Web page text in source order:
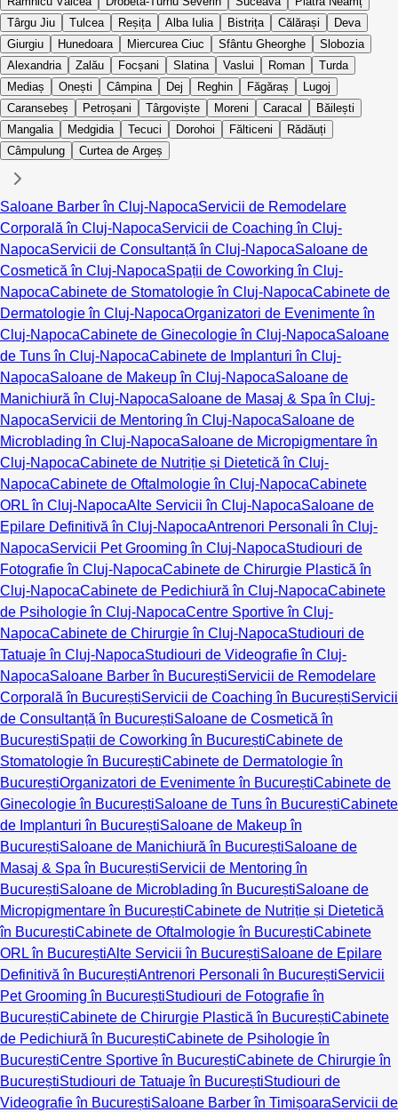
Târgu Jiu
Tulcea Reșița Alba Iulia Bistrița Călărași
Deva
Giurgiu
Hunedoara Miercurea Ciuc Sfântu Gheorghe
Slobozia
Alexandria
Zalău Focșani Slatina Vaslui Roman
Turda
Mediaș
Onești Câmpina Dej Reghin Făgăraș
Lugoj
Caransebeș
Petroșani Târgoviște Moreni Caracal
Băilești
Mangalia
Medgidia Tecuci Dorohoi Fălticeni
Rădăuți
Câmpulung
Curtea de Argeș
Saloane Barber în Cluj-NapocaServicii de Remodelare
Corporală în Cluj-NapocaServicii de Coaching în Cluj-
NapocaServicii de Consultanță în Cluj-NapocaSaloane de
Cosmetică în Cluj-NapocaSpații de Coworking în Cluj-
NapocaCabinete de Stomatologie în Cluj-NapocaCabinete de
Dermatologie în Cluj-NapocaOrganizatori de Evenimente în
Cluj-NapocaCabinete de Ginecologie în Cluj-NapocaSaloane
de Tuns în Cluj-NapocaCabinete de Implanturi în Cluj-
NapocaSaloane de Makeup în Cluj-NapocaSaloane de
Manichiură în Cluj-NapocaSaloane de Masaj & Spa în Cluj-
NapocaServicii de Mentoring în Cluj-NapocaSaloane de
Microblading în Cluj-NapocaSaloane de Micropigmentare în
Cluj-NapocaCabinete de Nutriție și Dietetică în Cluj-
NapocaCabinete de Oftalmologie în Cluj-NapocaCabinete
ORL în Cluj-NapocaAlte Servicii în Cluj-NapocaSaloane de
Epilare Definitivă în Cluj-NapocaAntrenori Personali în Cluj-
NapocaServicii Pet Grooming în Cluj-NapocaStudiouri de
Fotografie în Cluj-NapocaCabinete de Chirurgie Plastică în
Cluj-NapocaCabinete de Pedichiură în Cluj-NapocaCabinete
de Psihologie în Cluj-NapocaCentre Sportive în Cluj-
NapocaCabinete de Chirurgie în Cluj-NapocaStudiouri de
Tatuaje în Cluj-NapocaStudiouri de Videografie în Cluj-
NapocaSaloane Barber în BucureștiServicii de Remodelare
Corporală în BucureștiServicii de Coaching în BucureștiServicii
de Consultanță în BucureștiSaloane de Cosmetică în
BucureștiSpații de Coworking în BucureștiCabinete de
Stomatologie în BucureștiCabinete de Dermatologie în
BucureștiOrganizatori de Evenimente în BucureștiCabinete de
Ginecologie în BucureștiSaloane de Tuns în BucureștiCabinete
de Implanturi în BucureștiSaloane de Makeup în
BucureștiSaloane de Manichiură în BucureștiSaloane de
Masaj & Spa în BucureștiServicii de Mentoring în
BucureștiSaloane de Microblading în BucureștiSaloane de
Micropigmentare în BucureștiCabinete de Nutriție și Dietetică
în BucureștiCabinete de Oftalmologie în BucureștiCabinete
ORL în BucureștiAlte Servicii în BucureștiSaloane de Epilare
Definitivă în BucureștiAntrenori Personali în BucureștiServicii
Pet Grooming în BucureștiStudiouri de Fotografie în
BucureștiCabinete de Chirurgie Plastică în BucureștiCabinete
de Pedichiură în BucureștiCabinete de Psihologie în
BucureștiCentre Sportive în BucureștiCabinete de Chirurgie în
BucureștiStudiouri de Tatuaje în BucureștiStudiouri de
Videografie în BucureștiSaloane Barber în TimișoaraServicii de